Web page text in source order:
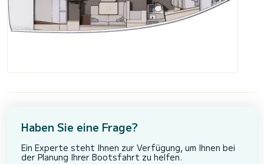
Haben Sie eine Frage?
Ein Experte steht Ihnen zur Verfügung, um Ihnen bei
der Planung Ihrer Bootsfahrt zu helfen.